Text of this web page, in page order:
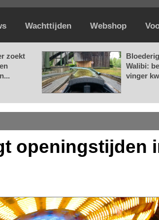
Wachttijden Webshop
zoekt
Walibi:
vinger
openingstijden